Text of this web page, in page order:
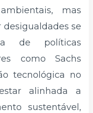
mas
se
de políticas
como Sachs
tecnológica no
alinhada a
sustentável,